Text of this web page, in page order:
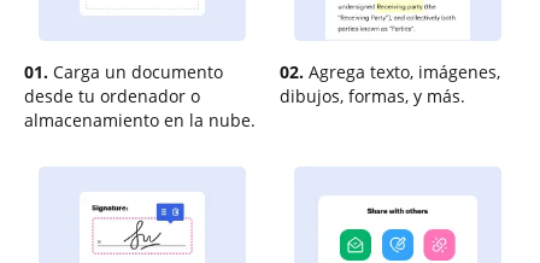
01. Carga un documento
desde tu ordenador o
almacenamiento en la nube.
02. Agrega texto, imágenes,
dibujos, formas, y más.